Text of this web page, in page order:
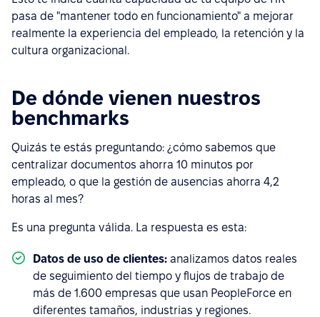
pasa de "mantener todo en funcionamiento" a mejorar
realmente la experiencia del empleado, la retención y la
cultura organizacional.
De dónde vienen nuestros
benchmarks
Quizás te estás preguntando: ¿cómo sabemos que
centralizar documentos ahorra 10 minutos por
empleado, o que la gestión de ausencias ahorra 4,2
horas al mes?
Es una pregunta válida. La respuesta es esta:
Datos de uso de clientes: analizamos datos reales
de seguimiento del tiempo y flujos de trabajo de
más de 1.600 empresas que usan PeopleForce en
diferentes tamaños, industrias y regiones.